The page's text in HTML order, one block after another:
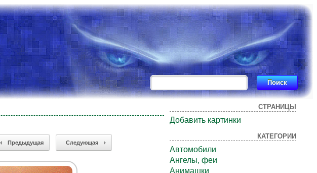
Предыдущая Следующая
СТРАНИЦЫ
Добавить картинки
КАТЕГОРИИ
Автомобили
Ангелы, феи
Анимашки